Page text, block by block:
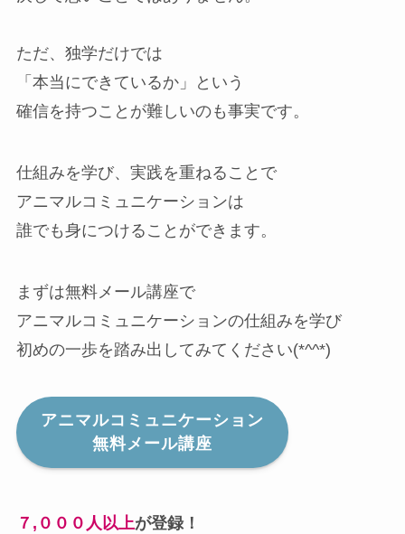
ただ、独学だけでは
「本当にできているか」という
確信を持つことが難しいのも事実です。
仕組みを学び、実践を重ねることで
アニマルコミュニケーションは
誰でも身につけることができます。
まずは無料メール講座で
アニマルコミュニケーションの仕組みを学び
初めの一歩を踏み出してみてください(*^^*)
アニマルコミュニケーション
無料メール講座
７,０００人以上が登録！